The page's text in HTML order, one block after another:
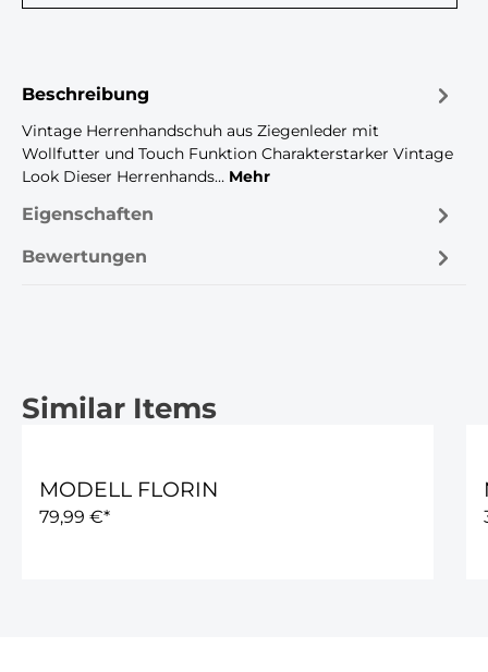
Beschreibung
Vintage Herrenhandschuh aus Ziegenleder mit
Wollfutter und Touch Funktion Charakterstarker Vintage
Look Dieser Herrenhands… Mehr
Eigenschaften
Bewertungen
Produktgalerie überspringen
Similar Items
MODELL FLORIN
79,99 €*